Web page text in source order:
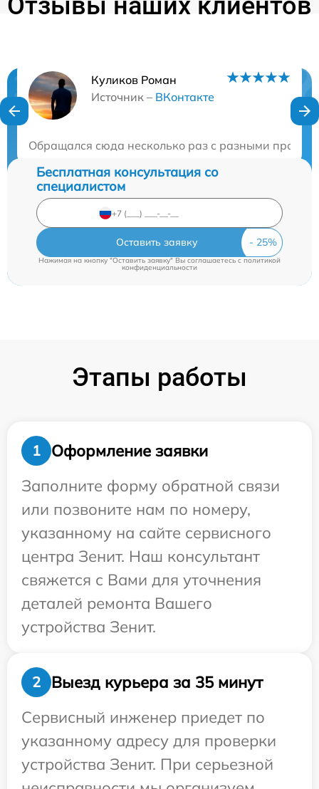
Куликов Роман
Источник – ВКонтакте
Обращался сюда несколько раз с разными
Нужна консультация?
Бесплатная консультация со
специалистом
Оставить заявку
Нажимая на кнопку "Оставить заявку" Вы соглашаетесь cполитикой
конфиденциальности
Этапы работы
1
Оформление заявки
Заполните форму обратной связи
или позвоните нам по номеру,
указанному на сайте сервисного
центра Зенит. Наш консультант
свяжется с Вами для уточнения
деталей ремонта Вашего
устройства Зенит.
2
Выезд курьера за 35 минут
Сервисный инженер приедет по
указанному адресу для проверки
устройства Зенит. При серьезной